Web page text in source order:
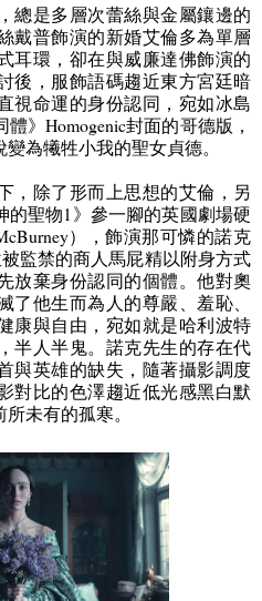
總是多層次蕾絲與金屬鑲邊的
戴普飾演的新婚艾倫多為單層
耳環，卻在與威廉達佛飾演的
後，服飾語碼趨近東方宮廷暗
視命運的身份認同，宛如冰島
體》Homogenic封面的哥德版，
為犧牲小我的聖女貞德。
，除了形而上思想的艾倫，另
的聖物1 》參一腳的英國劇場硬
），飾演那可憐的諾克
監禁的商人馬屁精以附身方式
放棄身份認同的個體。他對奧
他生而為人的尊嚴、羞恥、
康與自由，宛如就是哈利波特
半人半鬼。諾克先生的存在代
與英雄的缺失，隨著攝影調度
對比的色澤趨近低光感黑白默
未有的孤寒。